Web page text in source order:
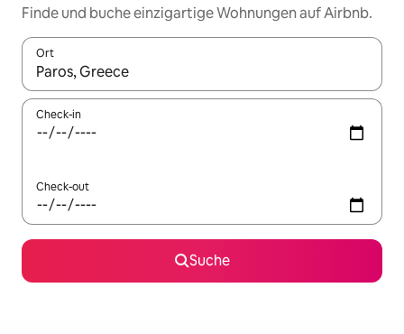
Finde und buche einzigartige Wohnungen auf Airbnb.
Ort
Wenn Ergebnisse verfügbar sind, navigiere mit den
Check-in
Check-out
Suche